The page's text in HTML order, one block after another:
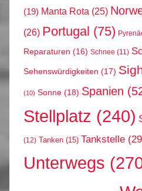
(19) Manta Rota (25)
(26) Portugal (75)
Reparaturen (16) Schnee (11)
Sehenswürdigkeiten (17)
(10) Sonne (18) Spanien
Stellplatz (240)
(12) Tanken (15) Tankstelle
Unterwegs